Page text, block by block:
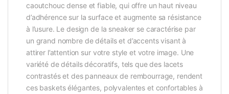
caoutchouc dense et fiable, qui offre un haut niveau
d’adhérence sur la surface et augmente sa résistance
à l’usure. Le design de la sneaker se caractérise par
un grand nombre de détails et d’accents visant à
attirer l’attention sur votre style et votre image. Une
variété de détails décoratifs, tels que des lacets
contrastés et des panneaux de rembourrage, rendent
ces baskets élégantes, polyvalentes et confortables à